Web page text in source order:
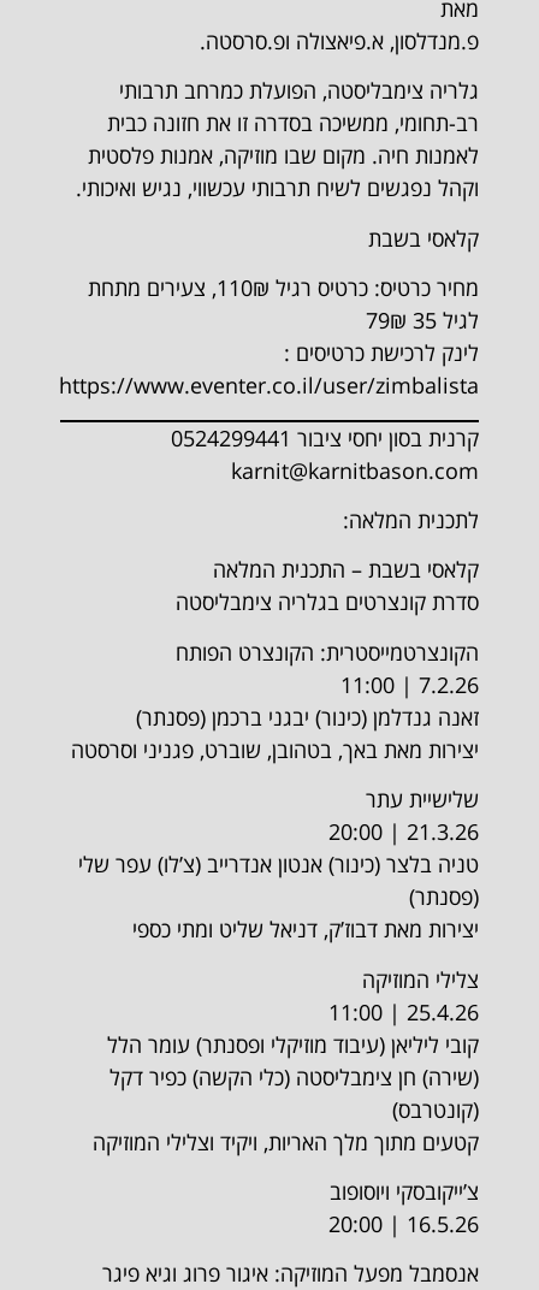
מאת
פ.מנדלסון, א.פיאצולה ופ.סרסטה.
גלריה צימבליסטה, הפועלת כמרחב תרבותי
רב-תחומי, ממשיכה בסדרה זו את חזונה כבית
לאמנות חיה. מקום שבו מוזיקה, אמנות פלסטית
וקהל נפגשים לשיח תרבותי עכשווי, נגיש ואיכותי.
קלאסי בשבת
מחיר כרטיס: כרטיס רגיל 110₪, צעירים מתחת
לגיל 35 79₪
לינק לרכישת כרטיסים :
https://www.eventer.co.il/user/zimbalista
קרנית בסון יחסי ציבור 0524299441
karnit@karnitbason.com
לתכנית המלאה:
קלאסי בשבת – התכנית המלאה
סדרת קונצרטים בגלריה צימבליסטה
הקונצרטמייסטרית: הקונצרט הפותח
7.2.26 | 11:00
זאנה גנדלמן (כינור) יבגני ברכמן (פסנתר)
יצירות מאת באך, בטהובן, שוברט, פגניני וסרסטה
שלישיית עתר
21.3.26 | 20:00
טניה בלצר (כינור) אנטון אנדרייב (צ’לו) עפר שלי
(פסנתר)
יצירות מאת דבוז’ק, דניאל שליט ומתי כספי
צלילי המוזיקה
25.4.26 | 11:00
קובי ליליאן (עיבוד מוזיקלי ופסנתר) עומר הלל
(שירה) חן צימבליסטה (כלי הקשה) כפיר דקל
(קונטרבס)
קטעים מתוך מלך האריות, ויקיד וצלילי המוזיקה
צ’ייקובסקי ויוסופוב
16.5.26 | 20:00
אנסמבל מפעל המוזיקה: איגור פרוג וגיא פיגר